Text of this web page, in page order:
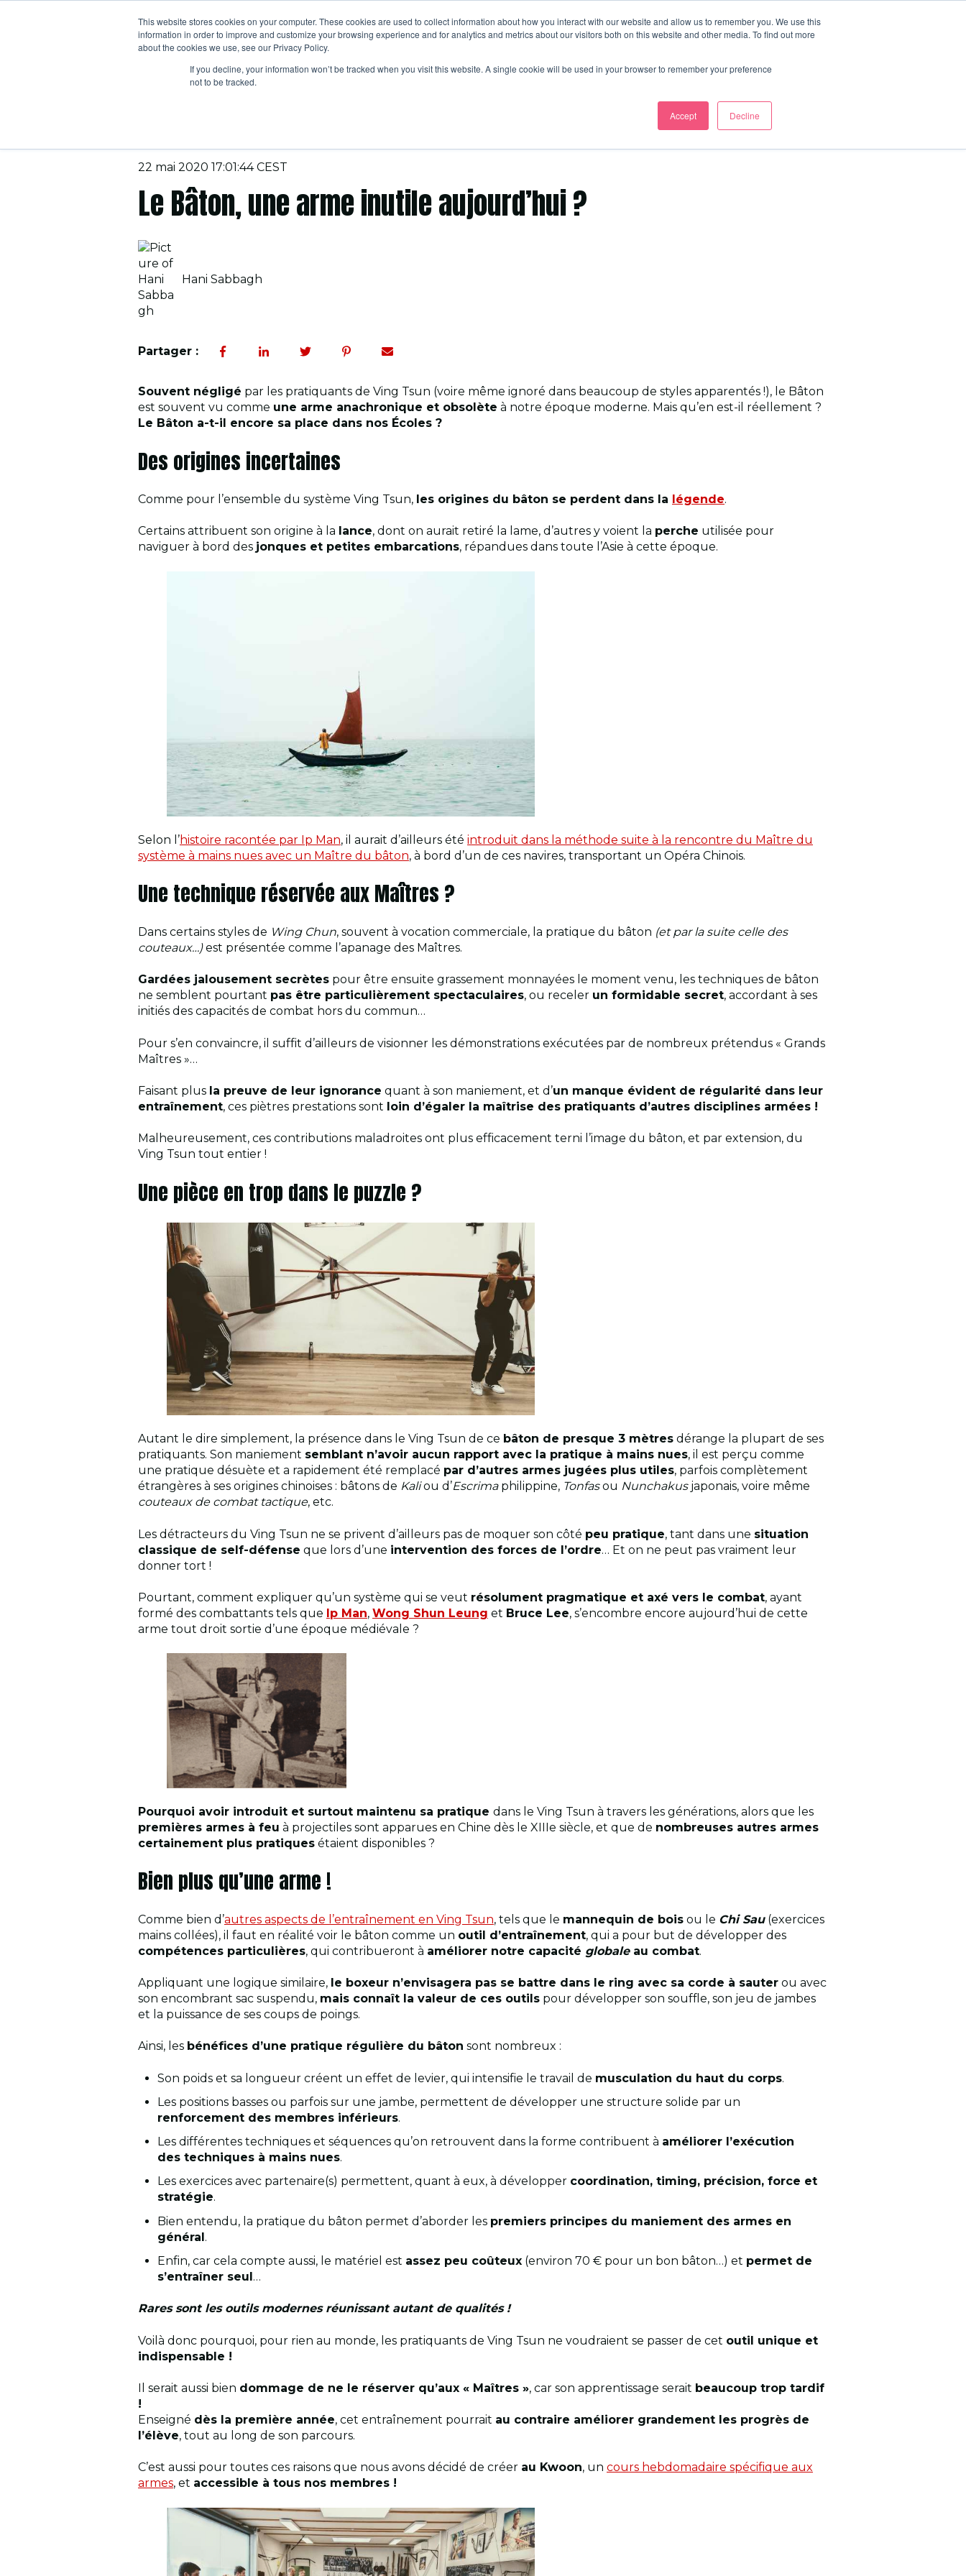
This website stores cookies on your computer. These cookies are used to collect information about how you interact with our website and allow us to remember you. We use this
information in order to improve and customize your browsing experience and for analytics and metrics about our visitors both on this website and other media. To find out more
about the cookies we use, see our Privacy Policy.
If you decline, your information won’t be tracked when you visit this website. A single cookie will be used in your browser to remember your preference
not to be tracked.
Accept Decline
Le Kwoon
CorporateAfficher le sous-menu pour Corporate
Cafés Philo
22 mai 2020 17:01:44 CEST
Le Bâton, une arme inutile aujourd’hui ?
Hani Sabbagh
Partager :
Souvent négligé par les pratiquants de Ving Tsun (voire même ignoré dans beaucoup de styles apparentés !), le Bâton
est souvent vu comme une arme anachronique et obsolète à notre époque moderne. Mais qu’en est-il réellement ?
Le Bâton a-t-il encore sa place dans nos Écoles ?
Des origines incertaines
Comme pour l’ensemble du système Ving Tsun, les origines du bâton se perdent dans la légende.
Certains attribuent son origine à la lance, dont on aurait retiré la lame, d’autres y voient la perche utilisée pour
naviguer à bord des jonques et petites embarcations, répandues dans toute l’Asie à cette époque.
Selon l’histoire racontée par Ip Man, il aurait d’ailleurs été introduit dans la méthode suite à la rencontre du Maître du
système à mains nues avec un Maître du bâton, à bord d’un de ces navires, transportant un Opéra Chinois.
Une technique réservée aux Maîtres ?
Dans certains styles de Wing Chun, souvent à vocation commerciale, la pratique du bâton (et par la suite celle des
couteaux…)est présentée comme l’apanage des Maîtres.
Gardées jalousement secrètes pour être ensuite grassement monnayées le moment venu, les techniques de bâton
ne semblent pourtant pas être particulièrement spectaculaires, ou receler un formidable secret, accordant à ses
initiés des capacités de combat hors du commun…
Pour s’en convaincre, il suffit d’ailleurs de visionner les démonstrations exécutées par de nombreux prétendus « Grands
Maîtres »…
Faisant plus la preuve de leur ignorance quant à son maniement, et d’un manque évident de régularité dans leur
entraînement, ces piètres prestations sont loin d’égaler la maîtrise des pratiquants d’autres disciplines armées !
Malheureusement, ces contributions maladroites ont plus efficacement terni l’image du bâton, et par extension, du
Ving Tsun tout entier !
Une pièce en trop dans le puzzle ?
Autant le dire simplement, la présence dans le Ving Tsun de ce bâton de presque 3 mètres dérange la plupart de ses
pratiquants. Son maniement semblant n’avoir aucun rapport avec la pratique à mains nues, il est perçu comme
une pratique désuète et a rapidement été remplacé par d’autres armes jugées plus utiles, parfois complètement
étrangères à ses origines chinoises : bâtons de Kaliou d’Escrimaphilippine, Tonfasou Nunchakusjaponais, voire même
couteaux de combat tactique, etc.
Les détracteurs du Ving Tsun ne se privent d’ailleurs pas de moquer son côté peu pratique, tant dans une situation
classique de self-défense que lors d’une intervention des forces de l’ordre… Et on ne peut pas vraiment leur
donner tort !
Pourtant, comment expliquer qu’un système qui se veut résolument pragmatique et axé vers le combat, ayant
formé des combattants tels que Ip Man, Wong Shun Leung et Bruce Lee, s’encombre encore aujourd’hui de cette
arme tout droit sortie d’une époque médiévale ?
Pourquoi avoir introduit et surtout maintenu sa pratique dans le Ving Tsun à travers les générations, alors que les
premières armes à feu à projectiles sont apparues en Chine dès le XIIIe siècle, et que de nombreuses autres armes
certainement plus pratiques étaient disponibles ?
Bien plus qu’une arme !
Comme bien d’autres aspects de l’entraînement en Ving Tsun, tels que le mannequin de bois ou le Chi Sau(exercices
mains collées), il faut en réalité voir le bâton comme un outil d’entraînement, qui a pour but de développer des
compétences particulières, qui contribueront à améliorer notre capacité globaleau combat.
Appliquant une logique similaire, le boxeur n’envisagera pas se battre dans le ring avec sa corde à sauter ou avec
son encombrant sac suspendu, mais connaît la valeur de ces outils pour développer son souffle, son jeu de jambes
et la puissance de ses coups de poings.
Ainsi, les bénéfices d’une pratique régulière du bâton sont nombreux :
Son poids et sa longueur créent un effet de levier, qui intensifie le travail de musculation du haut du corps.
Les positions basses ou parfois sur une jambe, permettent de développer une structure solide par un
renforcement des membres inférieurs.
Les différentes techniques et séquences qu’on retrouvent dans la forme contribuent à améliorer l’exécution
des techniques à mains nues.
Les exercices avec partenaire(s) permettent, quant à eux, à développer coordination, timing, précision, force et
stratégie.
Bien entendu, la pratique du bâton permet d’aborder les premiers principes du maniement des armes en
général.
Enfin, car cela compte aussi, le matériel est assez peu coûteux (environ 70 € pour un bon bâton…) et permet de
s’entraîner seul…
Rares sont les outils modernes réunissant autant de qualités !
Voilà donc pourquoi, pour rien au monde, les pratiquants de Ving Tsun ne voudraient se passer de cet outil unique et
indispensable !
Il serait aussi bien dommage de ne le réserver qu’aux « Maîtres », car son apprentissage serait beaucoup trop tardif
!
Enseigné dès la première année, cet entraînement pourrait au contraire améliorer grandement les progrès de
l’élève, tout au long de son parcours.
C’est aussi pour toutes ces raisons que nous avons décidé de créer au Kwoon, un cours hebdomadaire spécifique aux
armes, et accessible à tous nos membres !